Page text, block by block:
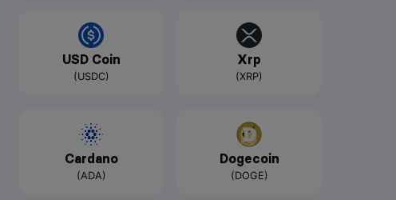
USD Coin
(USDC)
Xrp
(XRP)
Cardano
(ADA)
Dogecoin
(DOGE)